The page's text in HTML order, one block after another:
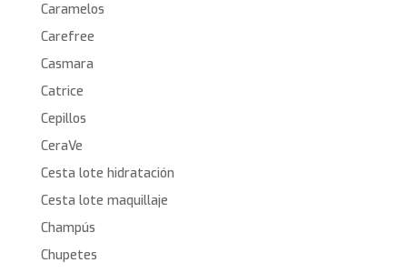
Caramelos
Carefree
Casmara
Catrice
Cepillos
CeraVe
Cesta lote hidratación
Cesta lote maquillaje
Champús
Chupetes